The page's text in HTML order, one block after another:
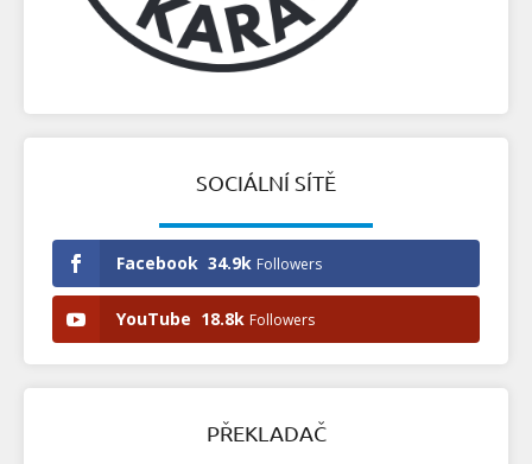
SOCIÁLNÍ SÍTĚ
Facebook 34.9k Followers
YouTube 18.8k Followers
PŘEKLADAČ